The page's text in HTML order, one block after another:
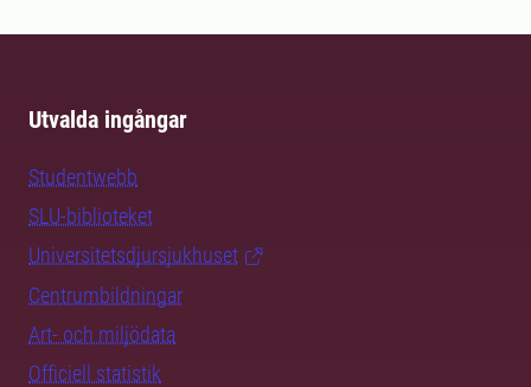
Utvalda ingångar
Studentwebb
SLU-biblioteket
Universitetsdjursjukhuset
Centrumbildningar
Art- och miljödata
Officiell statistik